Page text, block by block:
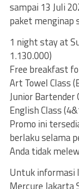
sampai 13 Juli
paket menginap
1 night stay at
1.130.000)
Free breakfast
Art Towel Class
Junior Bartender
English Class
Promo ini
berlaku selama
Anda tidak
Untuk informasi
Mercure Jakarta